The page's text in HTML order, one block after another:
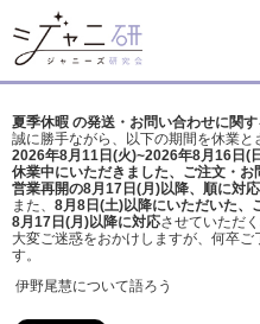
夏季休暇 の発送・お問い合わせに関
誠に勝手ながら、以下の期間を休業と
2026年8月11日(火)~2026年8月16日(
休業中にいただきました、ご注文・お
営業再開の8月17日(月)以降、順に対応
また、 8月8日(土)以降にいただいた、
8月17日(月)以降に対応させていただ
大変ご迷惑をおかけしますが、 何卒ご
す。
伊野尾慧について語ろう